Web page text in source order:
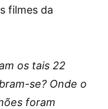
filmes da
os tais 22
se? Onde o
foram